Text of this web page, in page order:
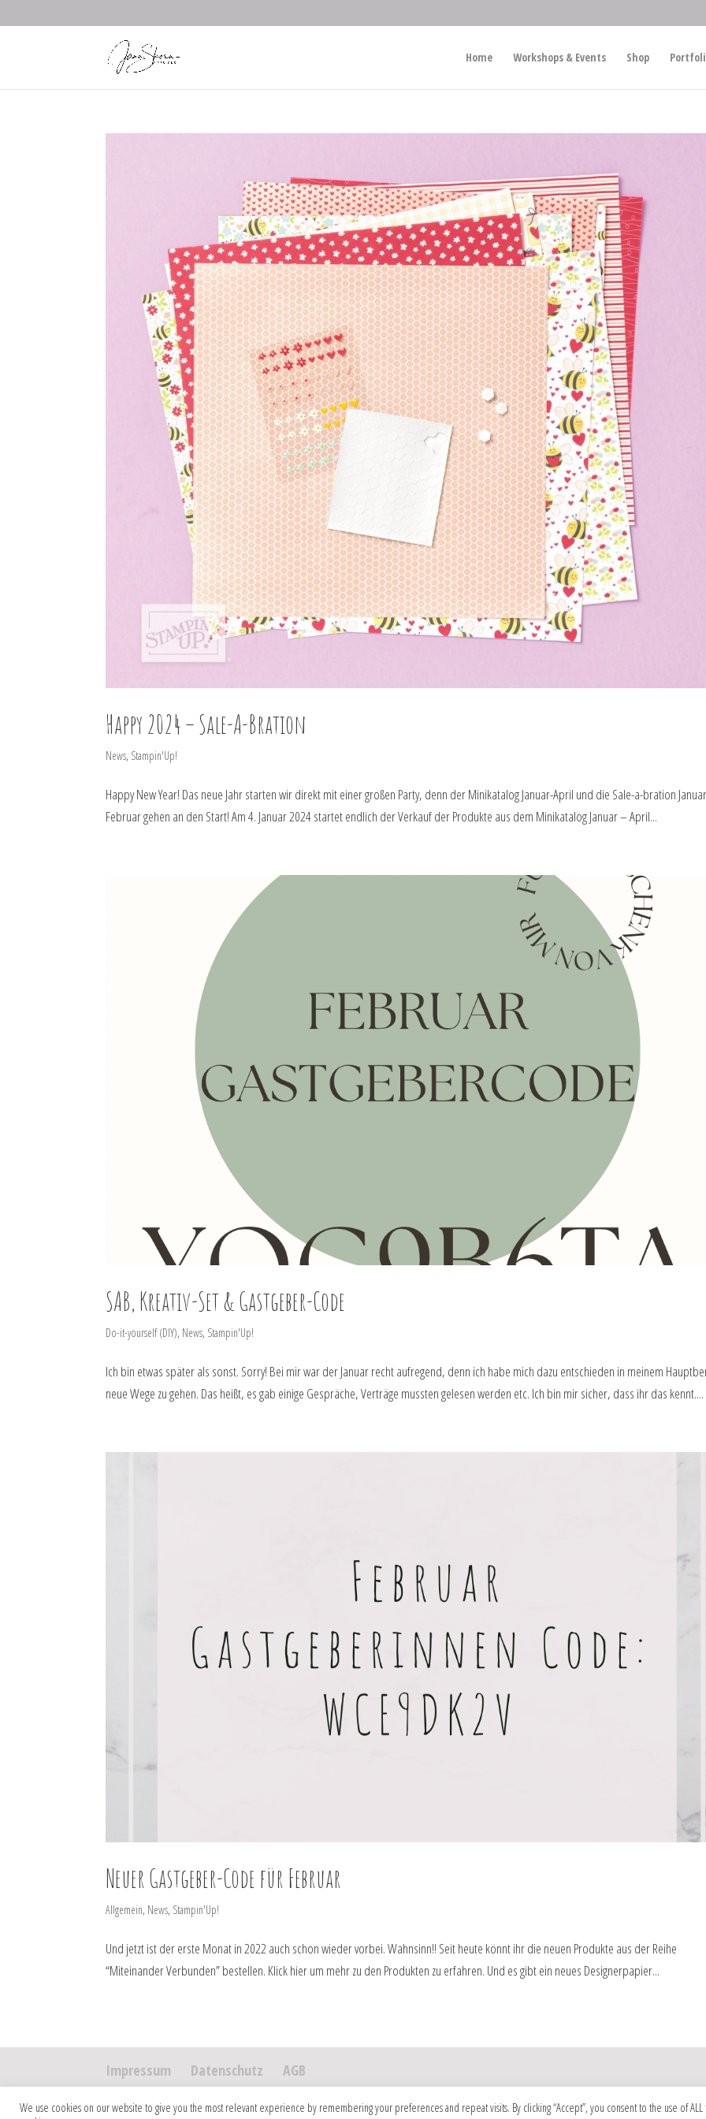
Home Workshops & Events Shop
Happy 2024 – Sale-A-Bration
News, Stampin'Up!
Happy New Year! Das neue Jahr starten wir direkt mit einer großen Party, denn der Minikatalog Januar-April und die Sale-a-bration
Februar gehen an den Start! Am 4. Januar 2024 startet endlich der Verkauf der Produkte aus dem Minikatalog Januar – April...
SAB, Kreativ-Set & Gastgeber-Code
Do-it-yourself (DIY), News, Stampin'Up!
Ich bin etwas später als sonst. Sorry! Bei mir war der Januar recht aufregend, denn ich habe mich dazu entschieden in meinem
neue Wege zu gehen. Das heißt, es gab einige Gespräche, Verträge mussten gelesen werden etc. Ich bin mir sicher, dass ihr das kennt....
Neuer Gastgeber-Code für Februar
Allgemein, News, Stampin'Up!
Und jetzt ist der erste Monat in 2022 auch schon wieder vorbei. Wahnsinn!! Seit heute könnt ihr die neuen Produkte aus der Reihe
“Miteinander Verbunden” bestellen. Klick hier um mehr zu den Produkten zu erfahren. Und es gibt ein neues Designerpapier...
Impressum Datenschutz AGB
We use cookies on our website to give you the most relevant experience by remembering your preferences and repeat visits. By clicking “Accept”, you consent to the use of